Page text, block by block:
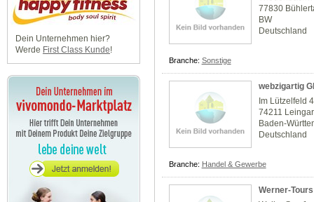
Dein Unternehmen hier?
Werde First Class Kunde!
77830
BW
Deutschland
Branche: Sonstige
webzigartig
Im Lützelfeld 4
74211
Baden-
Deutschland
Branche: Handel & Gewerbe
Werner-